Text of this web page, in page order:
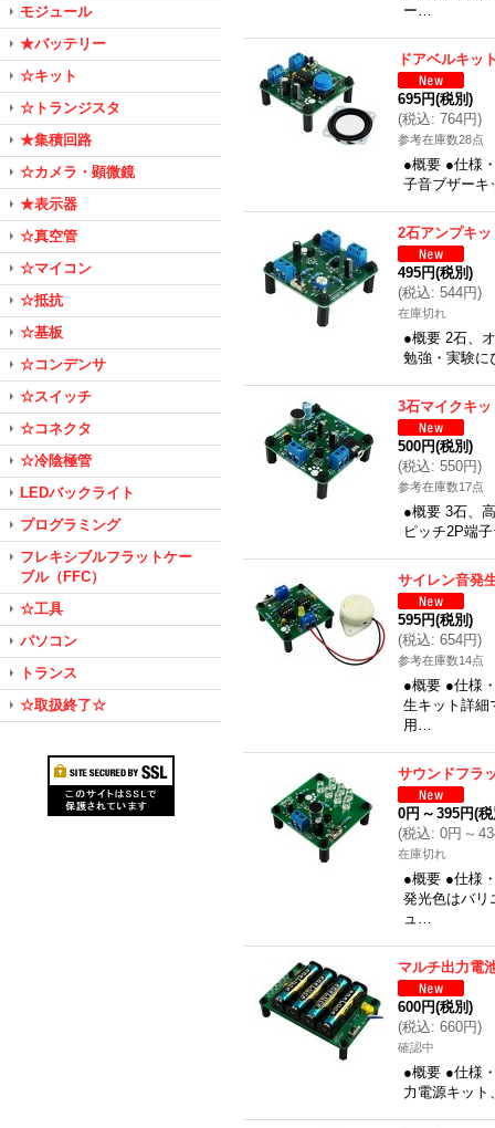
モジュール
★バッテリー
☆キット
☆トランジスタ
★集積回路
☆カメラ・顕微鏡
★表示器
☆真空管
☆マイコン
☆抵抗
☆基板
☆コンデンサ
☆スイッチ
☆コネクタ
☆冷陰極管
LEDバックライト
プログラミング
フレキシブルフラットケー
ブル（FFC）
☆工具
パソコン
トランス
☆取扱終了☆
ー…
ドアベルキッ
695円(税別)
(税込: 764円)
参考在庫数28点
●概要 ●仕様
子音ブザーキ
2石アンプキッ
495円(税別)
(税込: 544円)
在庫切れ
●概要 2石、
勉強・実験に
3石マイクキッ
500円(税別)
(税込: 550円)
参考在庫数17点
●概要 3石、
ピッチ2P端
サイレン音発
595円(税別)
(税込: 654円)
参考在庫数14点
●概要 ●仕様
生キット詳細
用…
サウンドフラ
0円 ～ 395円(
(税込: 0円 ～
在庫切れ
●概要 ●仕様
発光色はバリ
ュ…
マルチ出力電
600円(税別)
(税込: 660円)
確認中
●概要 ●仕様
力電源キッ